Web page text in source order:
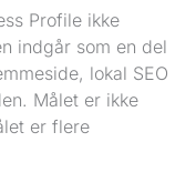
Profile ikke
indgår som en del
lokal SEO
Målet er ikke
er flere